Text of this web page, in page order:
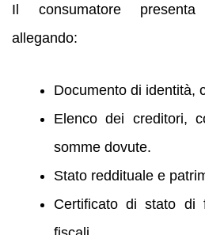
Il consumatore presenta
allegando:
Documento di identità,
Elenco dei creditori,
somme dovute.
Stato reddituale e
Certificato di stato di